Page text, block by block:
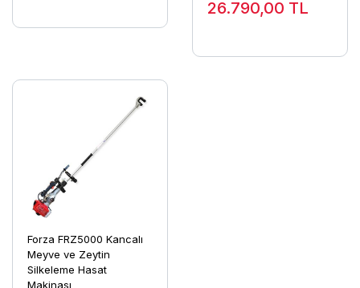
26.790,00 TL
Forza FRZ5000 Kancalı
Meyve ve Zeytin
Silkeleme Hasat
Makinası